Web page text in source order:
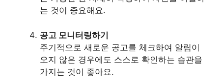
는 것이 중요해요.
공고 모니터링하기
주기적으로 새로운 공고를 체크하여 알림이
오지 않은 경우에도 스스로 확인하는 습관을
가지는 것이 좋아요.